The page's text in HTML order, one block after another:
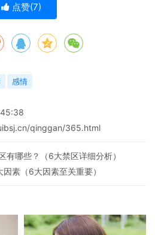
点赞(7)
感情
qinggan/365.html
有哪些？（6大禁区详细分析）
素（6大因素至关重要）